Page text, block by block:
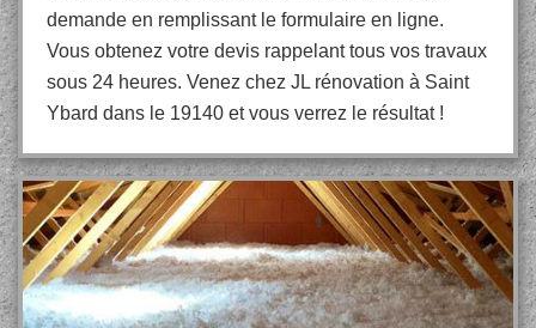
demande en remplissant le formulaire en ligne.
Vous obtenez votre devis rappelant tous vos travaux
sous 24 heures. Venez chez JL rénovation à Saint
Ybard dans le 19140 et vous verrez le résultat !